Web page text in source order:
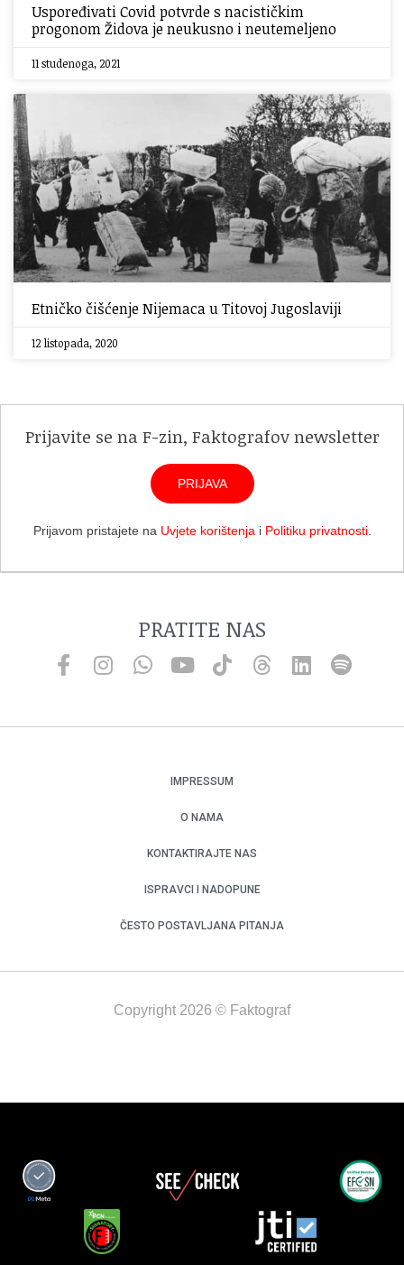
Uspoređivati Covid potvrde s nacističkim
progonom Židova je neukusno i neutemeljeno
11 studenoga, 2021
Etničko čišćenje Nijemaca u Titovoj Jugoslaviji
12 listopada, 2020
Prijavite se na F-zin, Faktografov newsletter
PRIJAVA
Prijavom pristajete na Uvjete korištenja i Politiku privatnosti.
PRATITE NAS
IMPRESSUM
O NAMA
KONTAKTIRAJTE NAS
ISPRAVCI I NADOPUNE
ČESTO POSTAVLJANA PITANJA
Copyright 2026 © Faktograf